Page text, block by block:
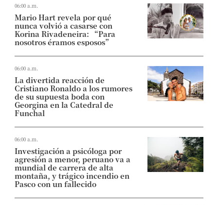
06:00 a.m.
Mario Hart revela por qué
nunca volvió a casarse con
Korina Rivadeneira: “Para
nosotros éramos esposos”
06:00 a.m.
La divertida reacción de
Cristiano Ronaldo a los rumores
de su supuesta boda con
Georgina en la Catedral de
Funchal
06:00 a.m.
Investigación a psicóloga por
agresión a menor, peruano va a
mundial de carrera de alta
montaña, y trágico incendio en
Pasco con un fallecido